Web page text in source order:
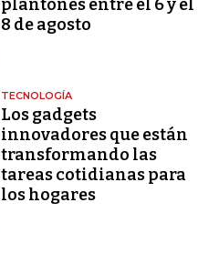
plantones entre el 6 y el
8 de agosto
TECNOLOGÍA
Los gadgets
innovadores que están
transformando las
tareas cotidianas para
los hogares